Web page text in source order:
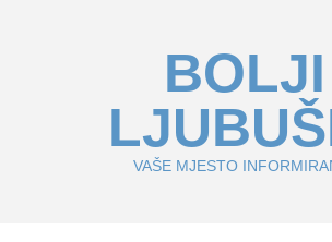
BOLJI
VAŠE MJESTO